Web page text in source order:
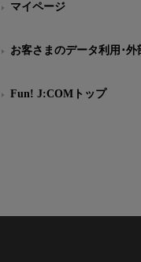
マイページ
お客さまのデータ利用･外
Fun! J:COMトップ